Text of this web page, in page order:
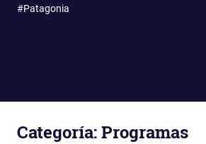
#Patagonia
Categoría:Programas